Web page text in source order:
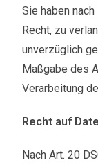
Sie haben
Recht, zu
unverzüglich
Maßgabe des
Verarbeitung
Recht auf
Nach Art. 20